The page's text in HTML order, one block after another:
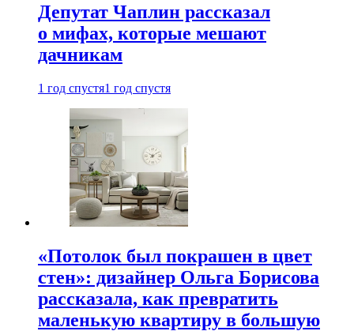
Депутат Чаплин рассказал
о мифах, которые мешают
дачникам
1 год спустя1 год спустя
«Потолок был покрашен в цвет
стен»: дизайнер Ольга Борисова
рассказала, как превратить
маленькую квартиру в большую